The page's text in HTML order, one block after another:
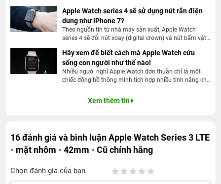
phẩm này không khiến người dùng thất vọng khi có thiết
kế tinh tế cùng sự đột phá vượt trội về các chức năng,
hơn hẳn những phiên bản đời trước.
1. Apple Watch Series 3 LTE - mặt nhôm - dây
42mm – Cũ nổi bật như thế nào?
Xét về mặt thẩm mỹ, những thiết kế của Apple Watch
được những đường nét thiết kế đặc trưng cơ bản như vẻ
ngoài từng được áp dụng trên những phiên bản trước, dĩ
tạo nên sự khác biệt.
Màn hình: Màn hình chiếc smartwatch là một khối vuông,
bạn nhất định đừng bỏ qua.
Apple Watch series 4 sẽ sử dụng nút rắn điện
dung như iPhone 7?
Theo nguồn tin từ nhà máy sản xuất, Apple Watch
series 4 sẽ đổi nút xoay (digital crown) và nút bấm vật
iPhone 7 trở đi, tức chuyển sang nút rắn điện dung.
Hãy xem để biết cách mà Apple Watch cứu
sống con người như thế nào!
Nhiều người nghĩ Apple Watch đơn thuần chỉ là một
chiếc đồng hồ thông minh tích hợp nhiều tính năng khi
đồng hồ thông minh của Apple làm được nhiều hơn
như thế nữa khi nhà sản xuất đã đặt vào nó một khả
người đeo. Sau đây là một số trường hợp được cứu
Xem thêm tin
16 đánh giá và bình luậnApple Watch Series 3 LTE
- mặt nhôm - 42mm - Cũ chính hãng
Chọn đánh giá của bạn